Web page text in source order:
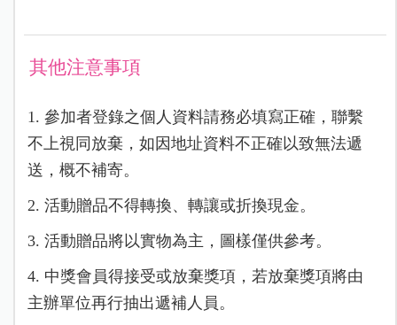
其他注意事項
1. 參加者登錄之個人資料請務必填寫正確，聯繫
不上視同放棄，如因地址資料不正確以致無法遞
送，概不補寄。
2. 活動贈品不得轉換、轉讓或折換現金。
3. 活動贈品將以實物為主，圖樣僅供參考。
4. 中獎會員得接受或放棄獎項，若放棄獎項將由
主辦單位再行抽出遞補人員。